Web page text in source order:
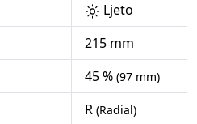
Ljeto
215 mm
45 % (97 mm)
R (Radial)